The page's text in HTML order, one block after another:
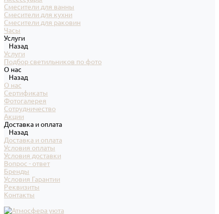
Смесители для ванны
Смесители для кухни
Смесители для раковин
Часы
Услуги
Назад
Услуги
Подбор светильников по фото
О нас
Назад
О нас
Сертификаты
Фотогалерея
Сотрудничество
Акции
Доставка и оплата
Назад
Доставка и оплата
Условия оплаты
Условия доставки
Вопрос - ответ
Бренды
Условия Гарантии
Реквизиты
Контакты